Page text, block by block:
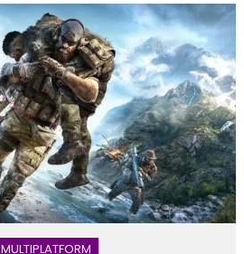
MULTIPLATFORM